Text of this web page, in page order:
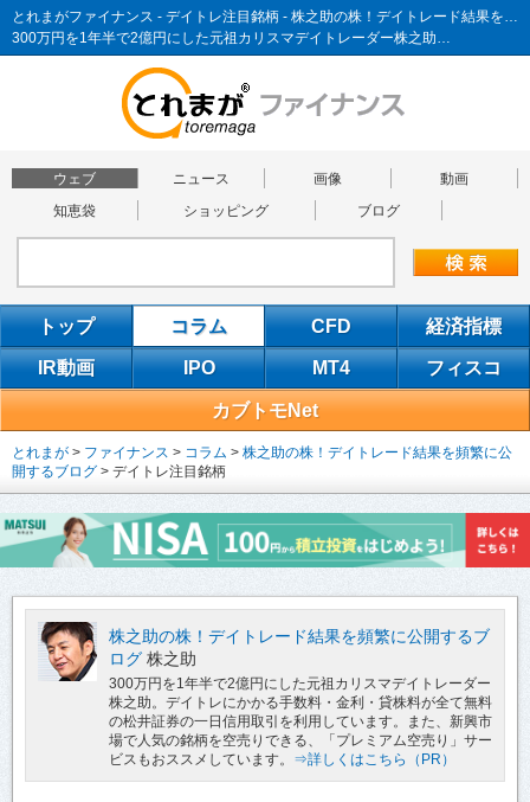
とれまがファイナンス - デイトレ注目銘柄 - 株之助の株！デイトレード結果を頻繁に公開するブログ
300万円を1年半で2億円にした元祖カリスマデイトレーダー株之助…
ウェブ ニュース 画像
動画
知恵袋
ショッピング ブログ
トップ コラム CFD 経済指標
IR動画 IPO MT4 フィスコ
カブトモNet
とれまが > ファイナンス > コラム > 株之助の株！デイトレード結果を頻繁に公
開するブログ > デイトレ注目銘柄
株之助の株！デイトレード結果を頻繁に公開するブ
ログ 株之助
300万円を1年半で2億円にした元祖カリスマデイトレーダー
株之助。デイトレにかかる手数料・金利・貸株料が全て無料
の松井証券の一日信用取引を利用しています。また、新興市
場で人気の銘柄を空売りできる、「プレミアム空売り」サー
ビスもおススメしています。 ⇒詳しくはこちら（PR）